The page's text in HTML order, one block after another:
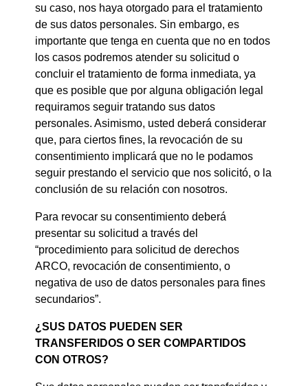
su caso, nos haya otorgado para el tratamiento
de sus datos personales. Sin embargo, es
importante que tenga en cuenta que no en todos
los casos podremos atender su solicitud o
concluir el tratamiento de forma inmediata, ya
que es posible que por alguna obligación legal
requiramos seguir tratando sus datos
personales. Asimismo, usted deberá considerar
que, para ciertos fines, la revocación de su
consentimiento implicará que no le podamos
seguir prestando el servicio que nos solicitó, o la
conclusión de su relación con nosotros.
Para revocar su consentimiento deberá
presentar su solicitud a través del
“procedimiento para solicitud de derechos
ARCO, revocación de consentimiento, o
negativa de uso de datos personales para fines
secundarios”.
¿SUS DATOS PUEDEN SER
TRANSFERIDOS O SER COMPARTIDOS
CON OTROS?